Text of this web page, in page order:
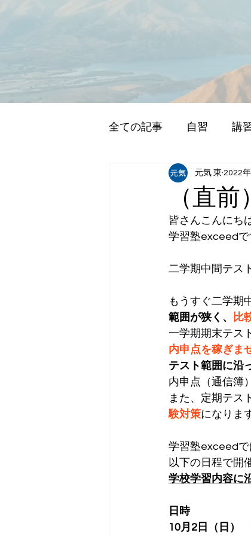
全ての記事 自習 講
（直
元気 東 2022
皆さんこんにち
学習塾exceedで
二学期中間テス
もうすぐ二学期
範囲が狭く、
比
一学期期末テス
内申点を稼ぎま
テスト範囲に沿
内申点（通信簿
また、定期テス
験対策になりま
学習塾exceedで
以下の日程で開
学校学習内容に
日時
10月2日（日）